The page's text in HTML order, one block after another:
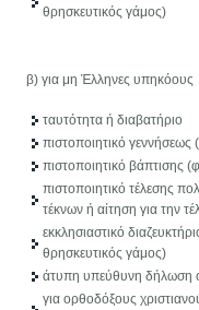
θρησκευτικός γάμος)
β) για μη Έλληνες υπηκόους
ταυτότητα ή διαβατήριο
πιστοποιητικό
πιστοποιητικό βάπτισης
πιστοποιητικό τέλεσης
τέκνων ή αίτηση για την
εκκλησιαστικό
θρησκευτικός γάμος)
άτυπη υπεύθυνη δήλωση
για ορθοδόξους